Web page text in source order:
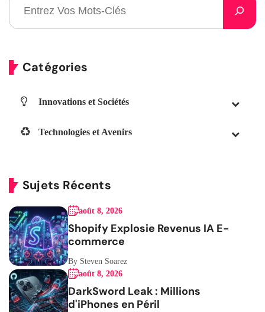
Catégories
Innovations et Sociétés
Technologies et Avenirs
Sujets Récents
août 8, 2026
Shopify Explosie Revenus IA E-
commerce
By Steven Soarez
août 8, 2026
DarkSword Leak : Millions
d'iPhones en Péril